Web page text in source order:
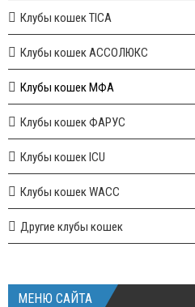
Клубы кошек TICA
Клубы кошек АССОЛЮКС
Клубы кошек МФА
Клубы кошек ФАРУС
Клубы кошек ICU
Клубы кошек WACC
Другие клубы кошек
МЕНЮ САЙТА